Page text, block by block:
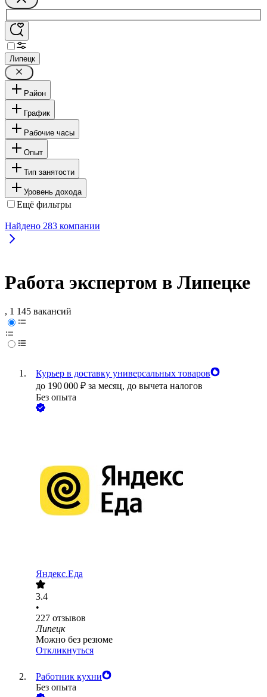
Липецк
Район
График
Рабочие часы
Опыт
Тип занятости
Уровень дохода
Ещё фильтры
Найдено 283 компании
Работа экспертом в Липецке
, 1 145 вакансий
Курьер в доставку универсальных товаров
до 190 000 ₽ за месяц, до вычета налогов
Без опыта
Яндекс.Еда
3.4
•
227 отзывов
Липецк
Можно без резюме
Откликнуться
Работник кухни
Без опыта